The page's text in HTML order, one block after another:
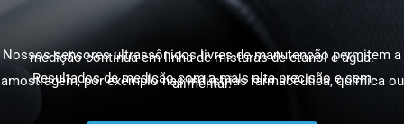
Nossos sensores ultrassônicos livres de manutenção permitem a
medição contínua em linha de misturas de etanol e água.
Resultados de medição com a mais alta precisão e sem
amostragem,por exemplo nas indústrias farmacêutica, química ou
alimentar.